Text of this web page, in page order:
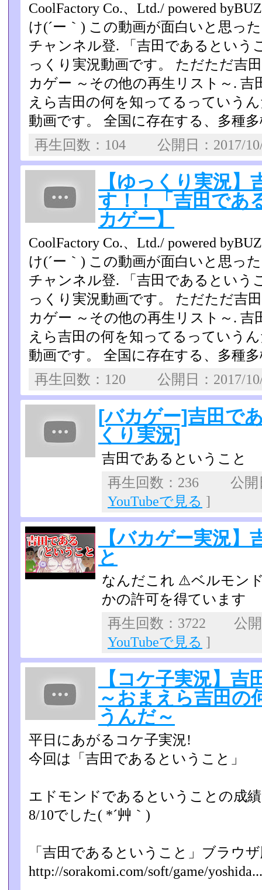
CoolFactory Co.、Ltd./ powered
け(´ー｀) この動画が面白いと思っ
チャンネル登. 「吉田であるという
っくり実況動画です。 ただただ吉
カゲー ～その他の再生リスト～.
えら吉田の何を知ってるっていう
動画です。 全国に存在する、多種
再生回数：104 公開日：
【ゆっくり実況
す！！「吉田であ
カゲー】
CoolFactory Co.、Ltd./ powered
け(´ー｀) この動画が面白いと思っ
チャンネル登. 「吉田であるという
っくり実況動画です。 ただただ吉
カゲー ～その他の再生リスト～.
えら吉田の何を知ってるっていう
動画です。 全国に存在する、多種
再生回数：120 公開日：
[バカゲー]吉田で
くり実況]
吉田であるということ
再生回数：236 公
YouTubeで見る ]
【バカゲー実況
と
なんだこれ ⚠️ベルモン
かの許可を得ています
再生回数：3722 公
YouTubeで見る ]
【コケ子実況】
～おまえら吉田の
うんだ～
平日にあがるコケ子実況!
今回は「吉田であるということ」
エドモンドであるということの成
8/10でした( *´艸｀)
「吉田であるということ」ブラウ
http://sorakomi.com/soft/game/yoshida...